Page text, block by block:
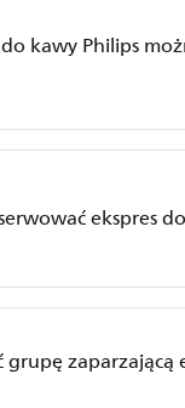
kawy Philips
ekspres
grupę zaparzającą